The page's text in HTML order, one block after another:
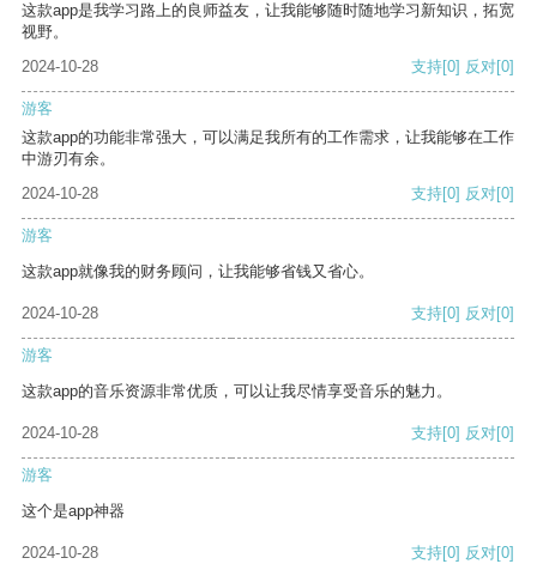
这款app是我学习路上的良师益友，让我能够随时随地学习新知识，拓宽
视野。
2024-10-28
支持[0] 反对[0]
游客
这款app的功能非常强大，可以满足我所有的工作需求，让我能够在工作
中游刃有余。
2024-10-28
支持[0] 反对[0]
游客
这款app就像我的财务顾问，让我能够省钱又省心。
2024-10-28 支持[0] 反对[0]
游客
这款app的音乐资源非常优质，可以让我尽情享受音乐的魅力。
2024-10-28 支持[0] 反对[0]
游客
这个是app神器
2024-10-28 支持[0] 反对[0]